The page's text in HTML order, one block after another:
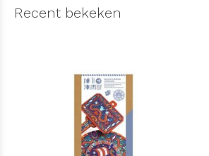
Recent bekeken